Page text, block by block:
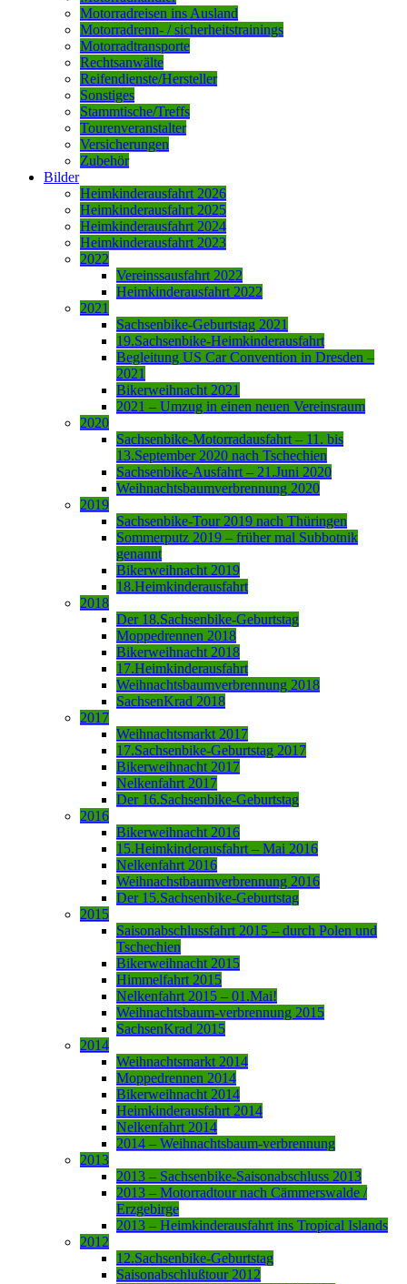
Motorradreisen ins Ausland
Motorradrenn- / sicherheitstrainings
Motorradtransporte
Rechtsanwälte
Reifendienste/Hersteller
Sonstiges
Stammtische/Treffs
Tourenveranstalter
Versicherungen
Zubehör
Bilder
Heimkinderausfahrt 2026
Heimkinderausfahrt 2025
Heimkinderausfahrt 2024
Heimkinderausfahrt 2023
2022
Vereinssausfahrt 2022
Heimkinderausfahrt 2022
2021
Sachsenbike-Geburtstag 2021
19.Sachsenbike-Heimkinderausfahrt
Begleitung US Car Convention in Dresden –
2021
Bikerweihnacht 2021
2021 – Umzug in einen neuen Vereinsraum
2020
Sachsenbike-Motorradausfahrt – 11. bis
13.September 2020 nach Tschechien
Sachsenbike-Ausfahrt – 21.Juni 2020
Weihnachtsbaumverbrennung 2020
2019
Sachsenbike-Tour 2019 nach Thüringen
Sommerputz 2019 – früher mal Subbotnik
genannt
Bikerweihnacht 2019
18.Heimkinderausfahrt
2018
Der 18.Sachsenbike-Geburtstag
Moppedrennen 2018
Bikerweihnacht 2018
17.Heimkinderausfahrt
Weihnachtsbaumverbrennung 2018
SachsenKrad 2018
2017
Weihnachtsmarkt 2017
17.Sachsenbike-Geburtstag 2017
Bikerweihnacht 2017
Nelkenfahrt 2017
Der 16.Sachsenbike-Geburtstag
2016
Bikerweihnacht 2016
15.Heimkinderausfahrt – Mai 2016
Nelkenfahrt 2016
Weihnachstbaumverbrennung 2016
Der 15.Sachsenbike-Geburtstag
2015
Saisonabschlussfahrt 2015 – durch Polen und
Tschechien
Bikerweihnacht 2015
Himmelfahrt 2015
Nelkenfahrt 2015 – 01.Mai!
Weihnachtsbaum-verbrennung 2015
SachsenKrad 2015
2014
Weihnachtsmarkt 2014
Moppedrennen 2014
Bikerweihnacht 2014
Heimkinderausfahrt 2014
Nelkenfahrt 2014
2014 – Weihnachtsbaum-verbrennung
2013
2013 – Sachsenbike-Saisonabschluss 2013
2013 – Motorradtour nach Cämmerswalde /
Erzgebirge
2013 – Heimkinderausfahrt ins Tropical Islands
2012
12.Sachsenbike-Geburtstag
Saisonabschlußtour 2012